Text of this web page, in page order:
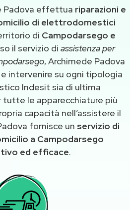
Padova effettua riparazioni e
di elettrodomestici
di Campodarsego e
il servizio di assistenza per
, Archimede Padova
intervenire su ogni tipologia
Indesit sia di ultima
tutte le apparecchiature più
capacità nell’assistere il
fornisce un servizio di
a Campodarsego
ed efficace.